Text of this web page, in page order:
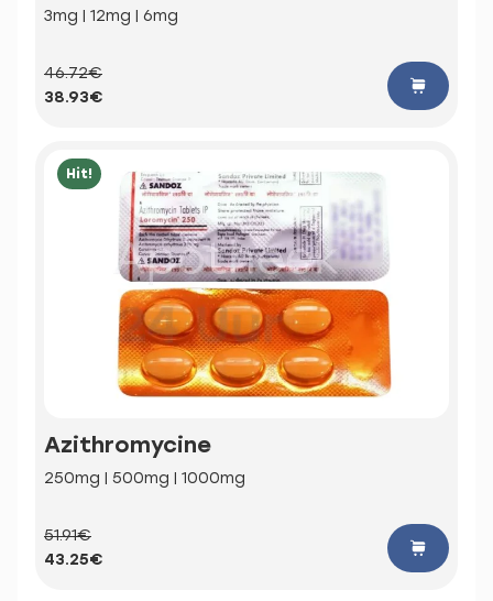
3mg | 12mg | 6mg
46.72€
38.93€
Hit!
Azithromycine
250mg | 500mg | 1000mg
51.91€
43.25€